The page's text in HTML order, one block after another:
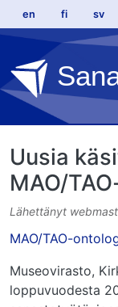
Hyppää
en fi sv
Uusia
MAO/
Lähettänyt
MAO/TAO-
Museovirasto,
loppuvuodesta